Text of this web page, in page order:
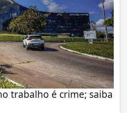
trabalho é crime; saiba